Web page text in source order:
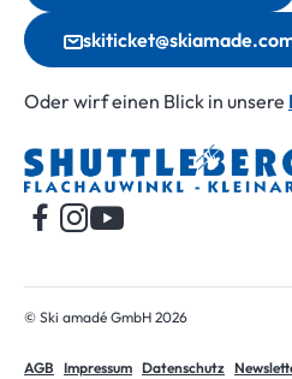
Oder wirf einen Blick in unsere
© Ski amadé GmbH 2026
AGB Impressum Datenschutz